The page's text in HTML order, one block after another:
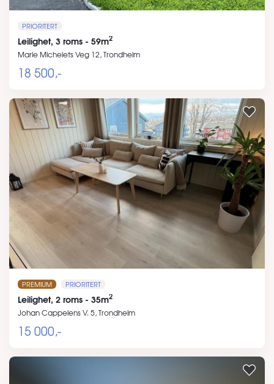
PRIORITERT
Leilighet, 3 roms - 59m2
Marie Michelets Veg 12, Trondheim
18 500,-
PREMIUM PRIORITERT
Leilighet, 2 roms - 35m2
Johan Cappelens V. 5, Trondheim
15 000,-